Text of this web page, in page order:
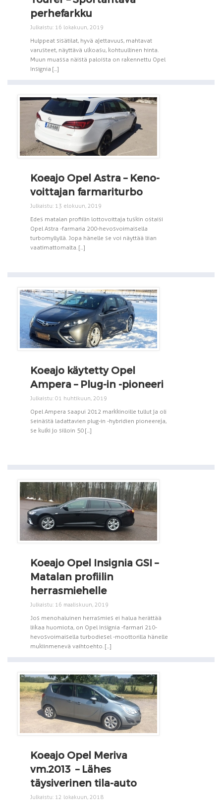
perhefarkku
Julkaistu: 16 lokakuun, 2019
Hulppeat sisätilat, hyvä ajettavuus, mahtavat
varusteet, näyttävä ulkoasu, kohtuullinen hinta.
Muun muassa näistä paloista on rakennettu Opel
Insignia [...]
Koeajo Opel Astra – Keno-
voittajan farmariturbo
Julkaistu: 13 elokuun, 2019
Edes matalan profiilin lottovoittaja tuskin ostaisi
Opel Astra -farmaria 200-hevosvoimaisella
turbomyllyllä. Jopa hänelle se voi näyttää liian
vaatimattomalta. [...]
Koeajo käytetty Opel
Ampera – Plug-in -pioneeri
Julkaistu: 01 huhtikuun, 2019
Opel Ampera saapui 2012 markkinoille tullut ja oli
seinästä ladattavien plug-in -hybridien pioneereja,
se kulki jo silloin 50 [...]
Koeajo Opel Insignia GSI –
Matalan profiilin
herrasmiehelle
Julkaistu: 16 maaliskuun, 2019
Jos menohaluinen herrasmies ei halua herättää
liikaa huomiota, on Opel Insignia -farmari 210-
hevosvoimaisella turbodiesel -moottorilla hänelle
mukiinmenevä vaihtoehto. [...]
Koeajo Opel Meriva
vm.2013 – Lähes
täysiverinen tila-auto
Julkaistu: 12 lokakuun, 2018